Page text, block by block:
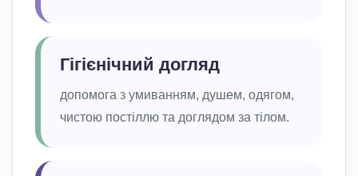
Гігієнічний догляд
допомога з умиванням, душем, одягом,
чистою постіллю та доглядом за тілом.